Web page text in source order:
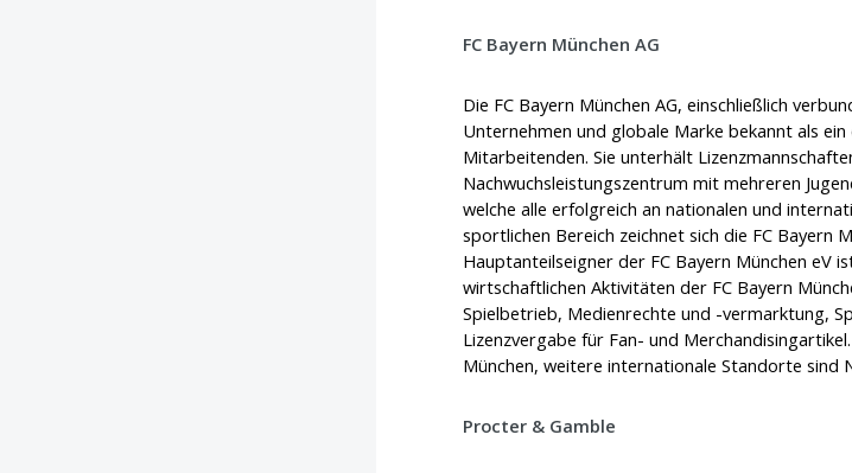
FC Bayern München AG
Die FC Bayern München AG, einschließlich
Unternehmen und globale Marke bekannt als
Mitarbeitenden. Sie unterhält
Nachwuchsleistungszentrum mit mehreren
welche alle erfolgreich an nationalen und
sportlichen Bereich zeichnet sich die FC Bayern
Hauptanteilseigner der FC Bayern München eV
wirtschaftlichen Aktivitäten der FC Bayern
Spielbetrieb, Medienrechte und -vermarktung,
Lizenzvergabe für Fan- und
München, weitere internationale Standorte sind
Procter & Gamble